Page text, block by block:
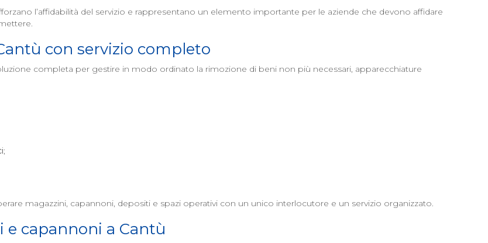
l’affidabilità del servizio e rappresentano un elemento importante per le aziende che devono affidare
con servizio completo
completa per gestire in modo ordinato la rimozione di beni non più necessari, apparecchiature
;
magazzini, capannoni, depositi e spazi operativi con un unico interlocutore e un servizio organizzato.
e capannoni a Cantù